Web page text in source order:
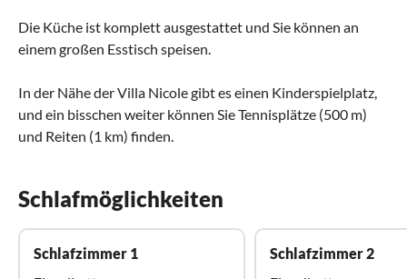
Die Küche ist komplett ausgestattet und Sie können an
einem großen Esstisch speisen.
In der Nähe der Villa Nicole gibt es einen Kinderspielplatz,
und ein bisschen weiter können Sie Tennisplätze (500 m)
und Reiten (1 km) finden.
Schlafmöglichkeiten
Schlafzimmer 1
Schlafzimmer 2